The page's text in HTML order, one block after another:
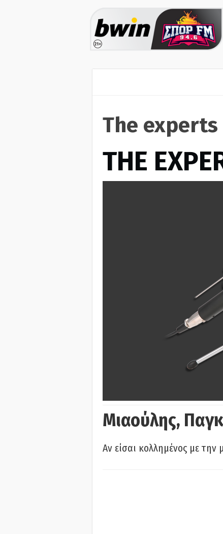
The
THE
Μιαούλης,
Αν είσαι κολλημένος με